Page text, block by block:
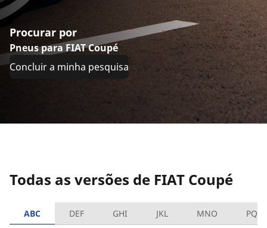
Procurar por
Pneus para FIAT Coupé
Concluir a minha pesquisa
Todas as versões de FIAT Coupé
ABC DEF GHI JKL MNO PQRS